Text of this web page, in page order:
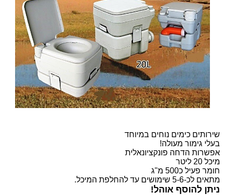
שירותים כימים נוחים במיוחד
בעלי גימור מעולה!
אפשרות הדחה פונקציונאלית
מיכל 20 ליטר
חומר פעיל כ500 מ"ג
מתאים לכ-5-6 שימושים עד להחלפת המיכל.
ניתן להוסף אוהל!